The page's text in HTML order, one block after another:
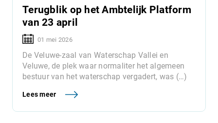
Terugblik op het Ambtelijk Platform
van 23 april
01 mei 2026
De Veluwe-zaal van Waterschap Vallei en
Veluwe, de plek waar normaliter het algemeen
bestuur van het waterschap vergadert, was (…)
Lees meer